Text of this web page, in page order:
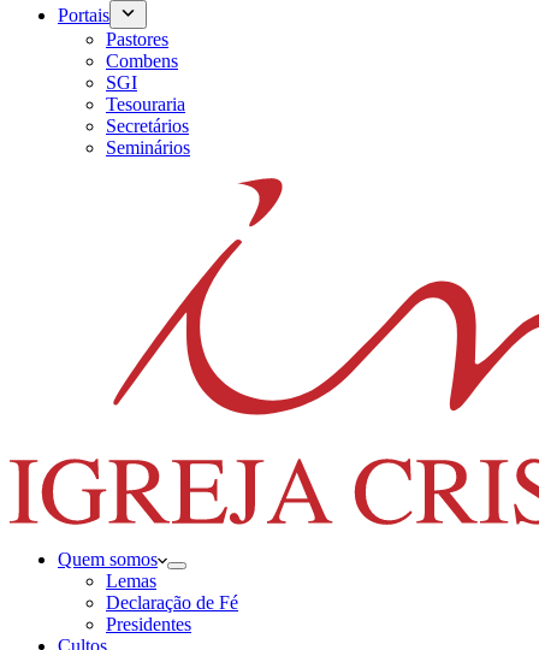
Portais
Pastores
Combens
SGI
Tesouraria
Secretários
Seminários
Quem somos
Lemas
Declaração de Fé
Presidentes
Cultos